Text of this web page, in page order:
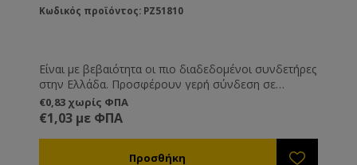
Κωδικός προϊόντος: PZ51810
Είναι με βεβαιότητα οι πιο διαδεδομένοι συνδετήρες
στην Ελλάδα. Προσφέρουν γερή σύνδεση σε
πατώματα, βάσεις και καπάκι, ενώ ρυθμίζονται σε
ύψος. Κατασκευασμένοι από γαλβανισμένο
σίδερο.Ελληνικής κατασκευής.
€0,83 χωρίς ΦΠΑ
€1,03 με ΦΠΑ